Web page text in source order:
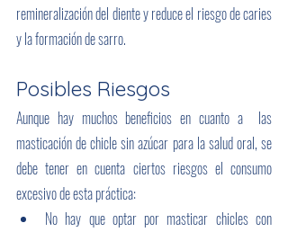
remineralización del diente y reduce el riesgo de caries
y la formación de sarro.
Posibles Riesgos
Aunque hay muchos beneficios en cuanto a  las
masticación de chicle sin azúcar para la salud oral, se
debe tener en cuenta ciertos riesgos el consumo
excesivo de esta práctica:
No hay que optar por masticar chicles con